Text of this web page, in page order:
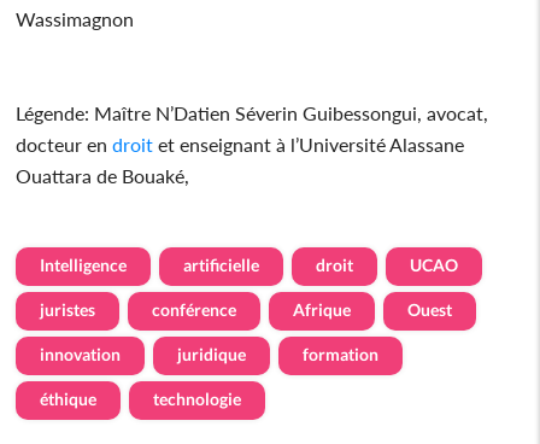
Wassimagnon
Légende: Maître N’Datien Séverin Guibessongui, avocat,
docteur en droit et enseignant à l’Université Alassane
Ouattara de Bouaké,
Intelligence artificielle droit UCAO
juristes conférence Afrique Ouest
innovation juridique formation
éthique technologie